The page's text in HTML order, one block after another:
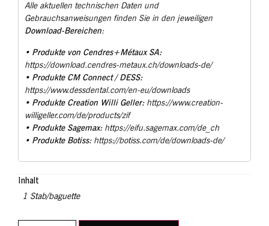
Alle aktuellen technischen Daten und
Gebrauchsanweisungen finden Sie in den jeweiligen
Download-Bereichen:
• Produkte von Cendres+Métaux SA:
https://download.cendres-metaux.ch/downloads-de/
• Produkte CM Connect / DESS:
https://www.dessdental.com/en-eu/downloads
• Produkte Creation Willi Geller: https://www.creation-
willigeller.com/de/products/zif
• Produkte Sagemax: https://eifu.sagemax.com/de_ch
• Produkte Botiss: https://botiss.com/de/downloads-de/
Inhalt
1 Stab/baguette